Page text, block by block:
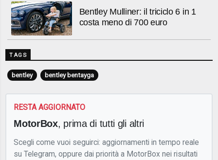
Bentley Mulliner: il triciclo 6 in 1
costa meno di 700 euro
TAGS
bentley bentley bentayga
RESTA AGGIORNATO
MotorBox, prima di tutti gli altri
Scegli come vuoi seguirci: aggiornamenti in tempo reale
su Telegram, oppure dai priorità a MotorBox nei risultati